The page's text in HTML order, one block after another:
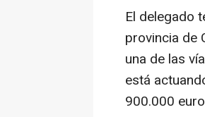
El delegado
provincia de
una de las
está
900.000